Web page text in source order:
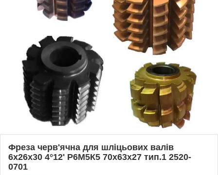
Фреза черв'ячна для шліцьових валів
6х26х30 4°12' Р6М5К5 70х63х27 тип.1 2520-
0701